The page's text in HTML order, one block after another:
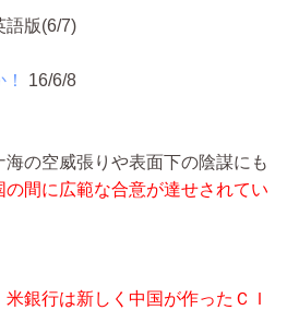
語版(6/7)
16/6/8
の空威張りや表面下の陰謀にも
の間に広範な合意が達せされてい
米銀行は新しく中国が作ったＣＩ